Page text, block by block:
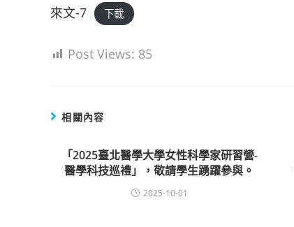
來文-7 下載
Post Views: 85
相關內容
「2025臺北醫學大學女性科學家研習營-
醫學科技巡禮」，敬請學生踴躍參與。
2025-10-01